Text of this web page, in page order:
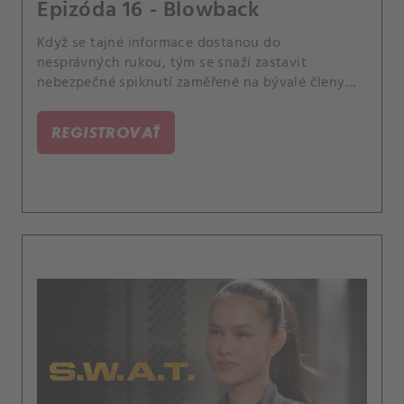
Epizóda 16 - Blowback
Když se tajné informace dostanou do
nesprávných rukou, tým se snaží zastavit
nebezpečné spiknutí zaměřené na bývalé členy
volbou, když náhle onemocní člen rodiny.
REGISTROVAŤ